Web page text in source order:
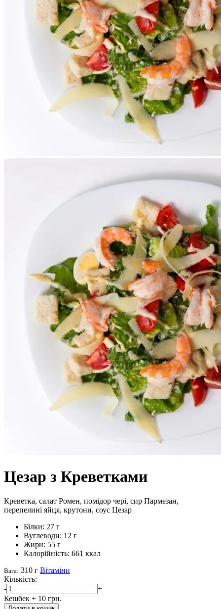
Цезар з Креветками
Креветка, салат Ромен, помідор чері, сир Пармезан,
перепелині яйця, крутони, соус Цезар
Білки: 27 г
Вуглеводи: 12 г
Жири: 55 г
Калорійність: 661 ккал
Вага: 310 г Вітаміни
Кількість:
-
+
Кешбек + 10 грн.